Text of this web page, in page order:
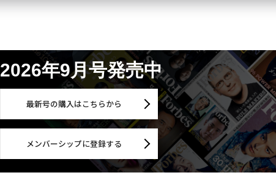
2026年9月号発売中
最新号の購入はこちらから
メンバーシップに登録する